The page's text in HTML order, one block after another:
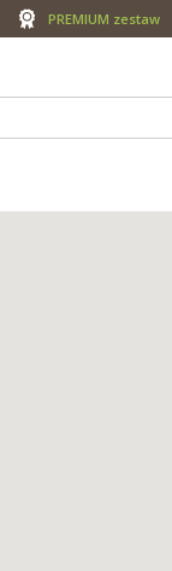
PREMIUM zestaw